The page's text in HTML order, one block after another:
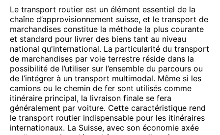
Le transport routier est un élément essentiel de la
chaîne d’approvisionnement suisse, et le transport de
marchandises constitue la méthode la plus courante
et standard pour livrer des biens tant au niveau
national qu'international. La particularité du transport
de marchandises par voie terrestre réside dans la
possibilité de l’utiliser sur l’ensemble du parcours ou
de l’intégrer à un transport multimodal. Même si les
camions ou le chemin de fer sont utilisés comme
itinéraire principal, la livraison finale se fera
généralement par voiture. Cette caractéristique rend
le transport routier indispensable pour les itinéraires
internationaux. La Suisse, avec son économie axée